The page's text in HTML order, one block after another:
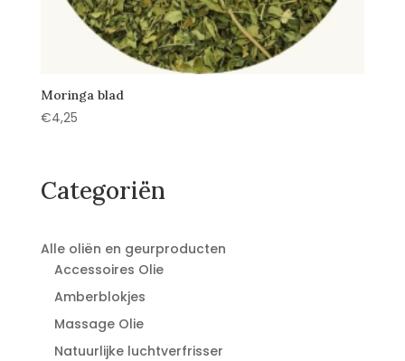
Moringa blad
€4,25
Categoriën
Alle oliën en geurproducten
Accessoires Olie
Amberblokjes
Massage Olie
Natuurlijke luchtverfrisser